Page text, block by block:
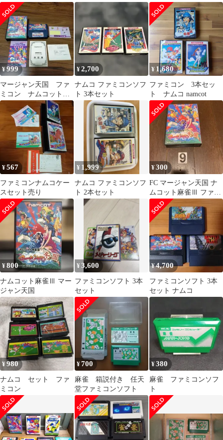
己中心派など ファミ
コン麻雀ソフト６本セ
ット 箱説なし
レアな美品です。
¥999
マージャン天国 ファ
ミコン ナムコット麻
雀Ⅲ
¥2,700
ナムコ ファミコンソフ
ト 3本セット
¥ 1,680
ファミコン 3本セッ
ト ナムコ namcot
¥567
ファミコンナムコケー
スセット売り
¥ 1,999
ナムコ ファミコンソフ
ト 2本セット
¥300
FC マージャン天国 ナ
ムコット麻雀Ⅲ ファミ
コン
¥800
ナムコット麻雀Ⅲ マー
ジャン天国
¥3,600
ファミコンソフト 3本
セット
¥4,700
ファミコンソフト 3本
セット ナムコ
¥980
ナムコ セット ファ
ミコン
¥700
麻雀 箱説付き 任天
堂ファミコンソフト
¥380
麻雀 ファミコンソフ
ト